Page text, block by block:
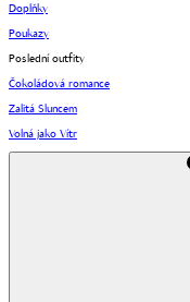
Doplňky
Poukazy
Poslední outfity
Čokoládová romance
Zalitá Sluncem
Volná jako Vítr